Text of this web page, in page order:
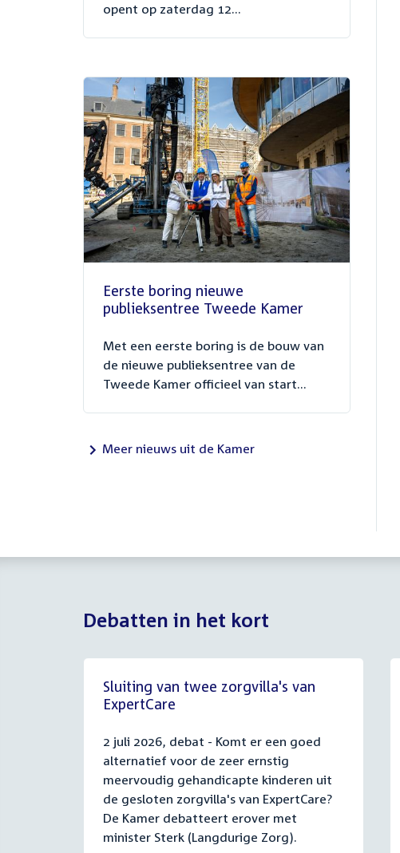
opent op zaterdag 12...
Eerste boring nieuwe
publieksentree Tweede Kamer
Met een eerste boring is de bouw van
de nieuwe publieksentree van de
Tweede Kamer officieel van start...
Meer nieuws uit de Kamer
Debatten in het kort
Sluiting van twee zorgvilla's van
ExpertCare
2 juli 2026, debat - Komt er een goed
alternatief voor de zeer ernstig
meervoudig gehandicapte kinderen uit
de gesloten zorgvilla's van ExpertCare?
De Kamer debatteert erover met
minister Sterk (Langdurige Zorg).